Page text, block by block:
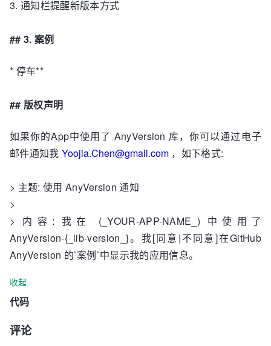
3. 通知栏提醒新版本方式
## 3. 案例
* 停车**
## 版权声明
如果你的App中使用了 AnyVersion 库，你可以通过电子
邮件通知我 Yoojia.Chen@gmail.com，如下格式:
> 主题: 使用 AnyVersion 通知
>
> 内容: 我在 (_YOUR-APP-NAME_) 中使用了
AnyVersion-{_lib-version_}。我[同意|不同意]在GitHub
AnyVersion 的`案例`中显示我的应用信息。
收起
代码
评论